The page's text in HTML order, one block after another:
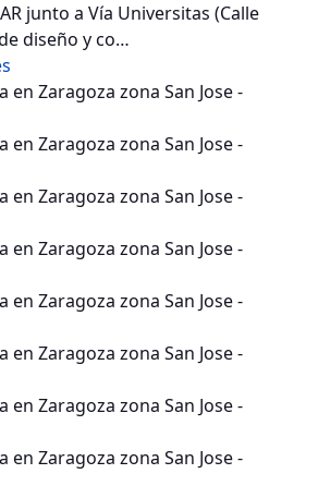
junto a Vía Universitas (Calle
diseño y co…